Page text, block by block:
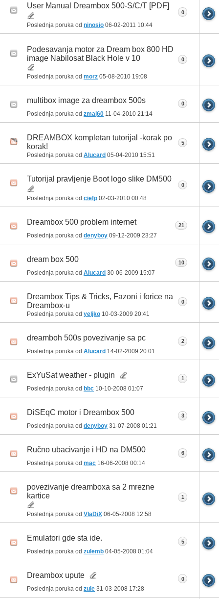
User Manual Dreambox 500-S/C/T [PDF]
Poslednja poruka od ninosio 06-02-2011 10:44
0
Podesavanja motor za Dream box 800 HD
image Nabilosat Black Hole v 10
Poslednja poruka od morz 05-08-2010 19:08
0
multibox image za dreambox 500s
Poslednja poruka od zmaj60 11-04-2010 21:14
0
DREAMBOX kompletan tutorijal -korak po
korak!
Poslednja poruka od Alucard 05-04-2010 15:51
5
Tutorijal pravljenje Boot logo slike DM500
Poslednja poruka od ciefp 02-03-2010 00:48
0
Dreambox 500 problem internet
Poslednja poruka od denyboy 09-12-2009 23:27
21
dream box 500
Poslednja poruka od Alucard 30-06-2009 15:07
10
Dreambox Tips & Tricks, Fazoni i forice na
Dreambox-u
Poslednja poruka od yeljko 10-03-2009 20:41
0
dreamboh 500s povezivanje sa pc
Poslednja poruka od Alucard 14-02-2009 20:01
2
ExYuSat weather - plugin
Poslednja poruka od bbc 10-10-2008 01:07
1
DiSEqC motor i Dreambox 500
Poslednja poruka od denyboy 31-07-2008 01:21
3
Ručno ubacivanje i HD na DM500
Poslednja poruka od mac 16-06-2008 00:14
6
povezivanje dreamboxa sa 2 mrezne
kartice
Poslednja poruka od VlaDiX 06-05-2008 12:58
1
Emulatori gde sta ide.
Poslednja poruka od zulemb 04-05-2008 01:04
5
Dreambox upute
Poslednja poruka od zule 31-03-2008 17:28
0